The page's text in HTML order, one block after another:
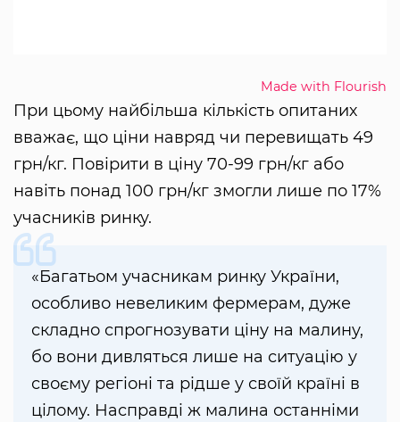
Made with Flourish
При цьому найбільша кількість опитаних
вважає, що ціни навряд чи перевищать 49
грн/кг. Повірити в ціну 70-99 грн/кг або
навіть понад 100 грн/кг змогли лише по 17%
учасників ринку.
«Багатьом учасникам ринку України,
особливо невеликим фермерам, дуже
складно спрогнозувати ціну на малину,
бо вони дивляться лише на ситуацію у
своєму регіоні та рідше у своїй країні в
цілому. Насправді ж малина останніми